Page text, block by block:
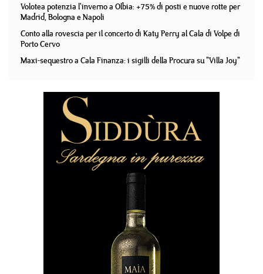
Volotea potenzia l'inverno a Olbia: +75% di posti e nuove rotte per
Madrid, Bologna e Napoli
Conto alla rovescia per il concerto di Katy Perry al Cala di Volpe di
Porto Cervo
Maxi-sequestro a Cala Finanza: i sigilli della Procura su "Villa Joy"